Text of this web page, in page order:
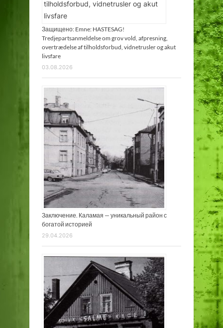
Защищено: Emne: HASTESAG!
Tredjepartsanmeldelse om grov vold, afpresning,
overtrædelse af tilholdsforbud, vidnetrusler og akut
livsfare
03.08.2026
Заключение. Каламая — уникальный район с
богатой историей
29.04.2026